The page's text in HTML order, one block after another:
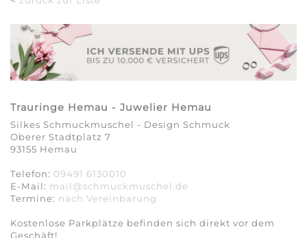
Trauringe Hemau - Juwelier Hemau
Silkes Schmuckmuschel - Design Schmuck
Oberer Stadtplatz 7
93155 Hemau
Telefon: 09491 6130010
E-Mail: mail@schmuckmuschel.de
Termine: nach Vereinbarung​​​​​​​
Kostenlose Parkplätze befinden sich direkt vor dem
Geschäft!